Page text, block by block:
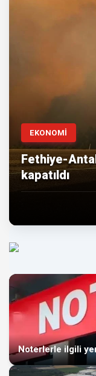
EKONOMİ
Fethiye-
kapatıldı
Noterlerle ilgili